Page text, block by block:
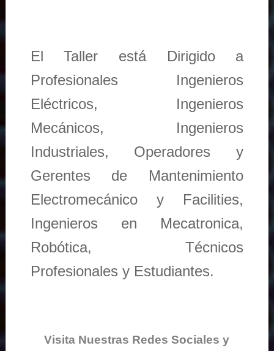
El Taller está Dirigido a
Profesionales Ingenieros
Eléctricos, Ingenieros
Mecánicos, Ingenieros
Industriales, Operadores y
Gerentes de Mantenimiento
Electromecánico y Facilities,
Ingenieros en Mecatronica,
Robótica, Técnicos
Profesionales y Estudiantes.
Visita Nuestras Redes Sociales y